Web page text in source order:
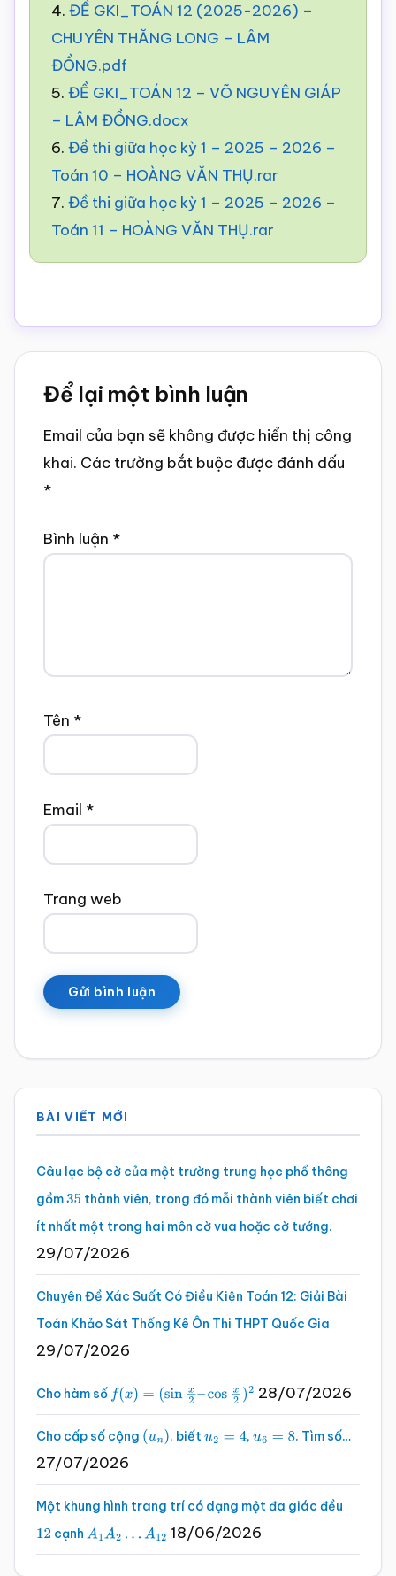
4. ĐỀ GKI_TOÁN 12 (2025-2026) –
CHUYÊN THĂNG LONG – LÂM
ĐỒNG.pdf
5. ĐỀ GKI_TOÁN 12 – VÕ NGUYÊN GIÁP
– LÂM ĐỒNG.docx
6. Đề thi giữa học kỳ 1 – 2025 – 2026 –
Toán 10 – HOÀNG VĂN THỤ.rar
7. Đề thi giữa học kỳ 1 – 2025 – 2026 –
Toán 11 – HOÀNG VĂN THỤ.rar
Reader
Interactions
Để lại một bình luận
Email của bạn sẽ không được hiển thị công
khai. Các trường bắt buộc được đánh dấu
*
Bình luận *
Tên *
Email *
Trang web
Sidebar
chính
BÀI VIẾT MỚI
Câu lạc bộ cờ của một trường trung học phổ thông
gồm35 thành viên, trong đó mỗi thành viên biết chơi
ít nhất một trong hai môn cờ vua hoặc cờ tướng.
29/07/2026
Chuyên Đề Xác Suất Có Điều Kiện Toán 12: Giải Bài
Toán Khảo Sát Thống Kê Ôn Thi THPT Quốc Gia
29/07/2026
Cho hàm số f(x)=(sinx2 –cosx2 )2 28/07/2026
Cho cấp số cộng (un), biếtu2 =4 , u6 =8 . Tìm số…
27/07/2026
Một khung hình trang trí có dạng một đa giác đều
12 cạnh A1A2…A 12 18/06/2026